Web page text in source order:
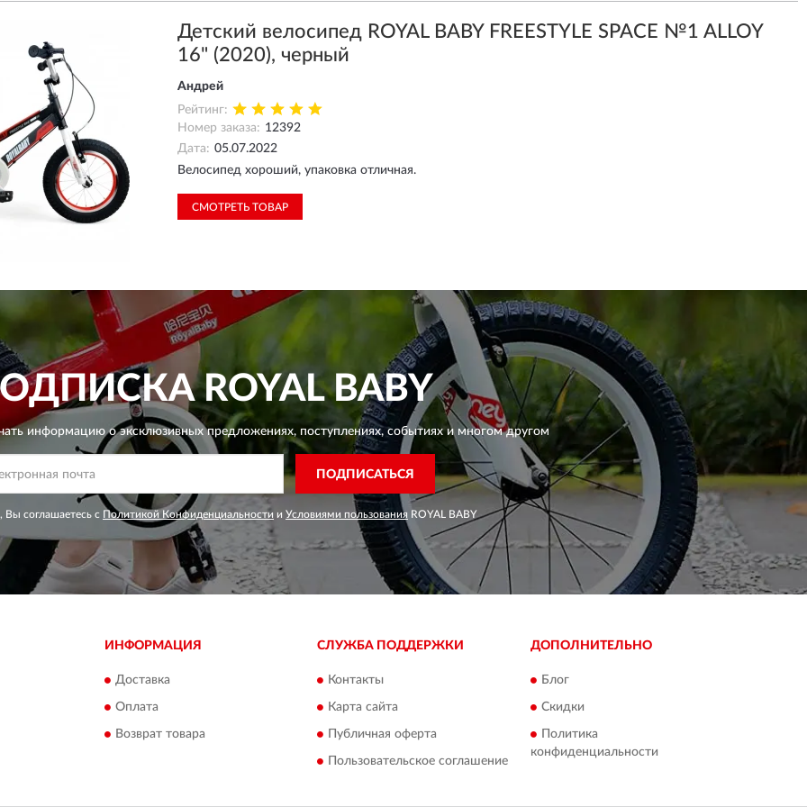
Детский велосипед ROYAL BABY FREESTYLE SPACE №1 ALLOY
16" (2020), черный
Андрей
Рейтинг:
Номер заказа: 12392
Дата: 05.07.2022
Велосипед хороший, упаковка отличная.
СМОТРЕТЬ ТОВАР
ROYAL BABY
информацию о эксклюзивных предложениях,поступлениях, событиях и многом другом
ПОДПИСАТЬСЯ
Вы соглашаетесь с Политикой Конфиденциальности и Условиями пользования ROYAL BABY
ИНФОРМАЦИЯ
Доставка
Оплата
Возврат товара
СЛУЖБА ПОДДЕРЖКИ
Контакты
Карта сайта
Публичная оферта
Пользовательское соглашение
ДОПОЛНИТЕЛЬНО
Блог
Скидки
Политика
конфиденциальности